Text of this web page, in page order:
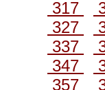
317
327
337
347
357